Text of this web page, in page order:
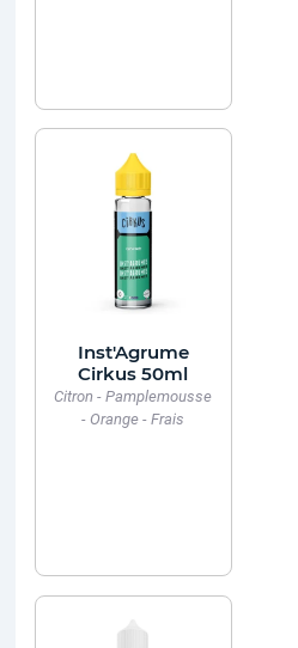
Inst'Agrume
Cirkus 50ml
Citron - Pamplemousse
- Orange - Frais